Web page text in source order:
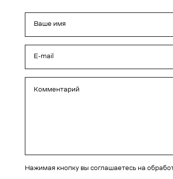
Нажимая кнопку вы соглашаетесь на